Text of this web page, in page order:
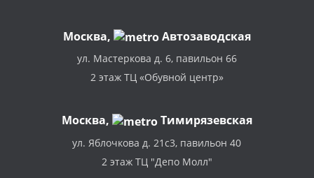
Москва, Автозаводская
ул. Мастеркова д. 6, павильон 66
2 этаж ТЦ «Обувной центр»
Москва, Тимирязевская
ул. Яблочкова д. 21с3, павильон 40
2 этаж ТЦ "Депо Молл"